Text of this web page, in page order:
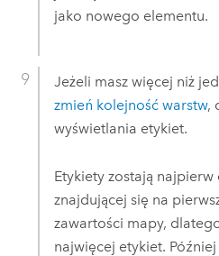
jako nowego elementu.
Jeżeli masz więcej niż
zmień kolejność warstw,
wyświetlania etykiet.
Etykiety zostają
znajdującej się na
zawartości mapy,
najwięcej etykiet.